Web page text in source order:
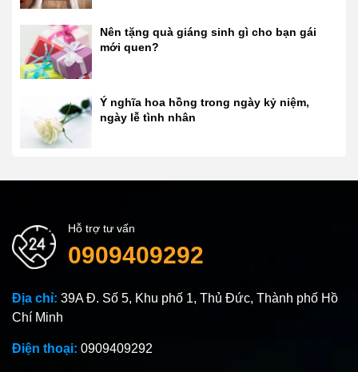
Nên tặng quà giáng sinh gì cho bạn gái
mới quen?
Ý nghĩa hoa hồng trong ngày kỷ niệm,
ngày lễ tình nhân
Hỗ trợ tư vấn
0909409292
Địa chỉ: 39A Đ. Số 5, Khu phố 1, Thủ Đức, Thành phố Hồ
Chí Minh
Điện thoại: 0909409292